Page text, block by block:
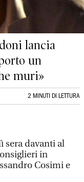
lancia
un
muri»
2 MINUTI DI LETTURA
sera davanti al
in
Cosimi e